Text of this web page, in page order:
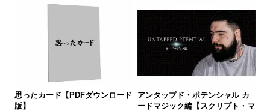
思ったカード【PDFダウンロード
版】
アンタップド・ポテンシャル カ
ードマジック編【スクリプト・マ